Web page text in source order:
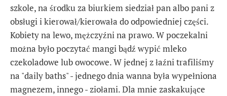
szkole, na środku za biurkiem siedział pan albo pani z
obsługi i kierował/kierowała do odpowiedniej części.
Kobiety na lewo, mężczyźni na prawo. W poczekalni
można było poczytać mangi bądź wypić mleko
czekoladowe lub owocowe. W jednej z łaźni trafiliśmy
na "daily baths" - jednego dnia wanna była wypełniona
magnezem, innego - ziołami. Dla mnie zaskakujące